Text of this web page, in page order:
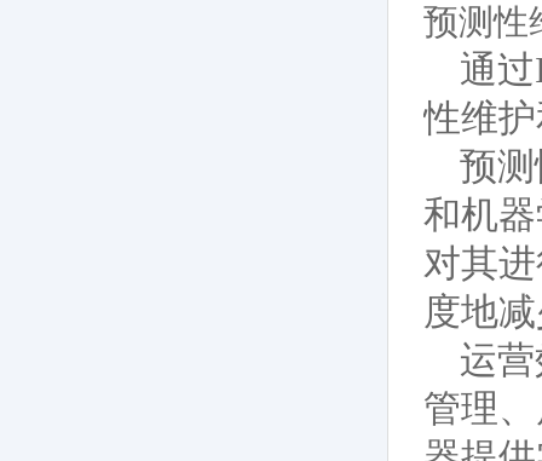
预测性
通
性维
预
和机
对其
度地
运
管理